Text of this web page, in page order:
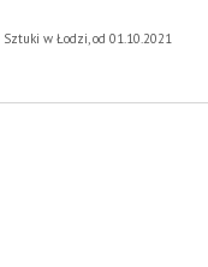
w Łodzi, od 01.10.2021